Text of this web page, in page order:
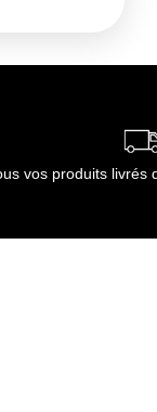
223 kj
0.00 g
vos produits livrés